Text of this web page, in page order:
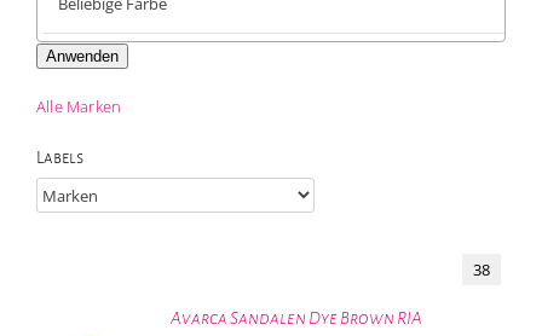
Avarca Sandalen Dye Brown RIA
38
Anwenden
Alle Marken
Labels